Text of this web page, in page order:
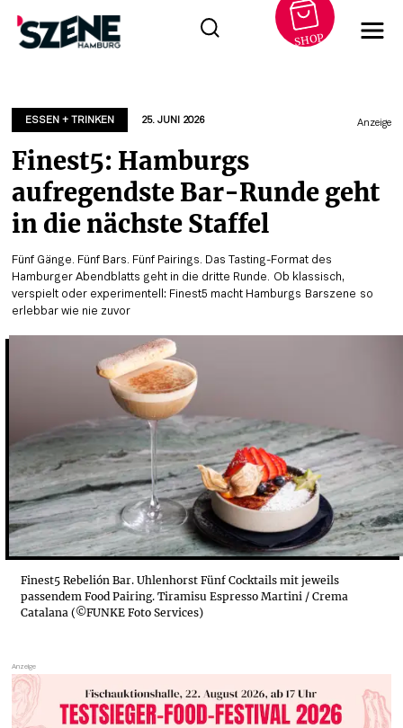
springen
SHOP
ESSEN + TRINKEN 25. JUNI 2026 Anzeige
Finest5: Hamburgs
aufregendste Bar-Runde geht
in die nächste Staffel
Fünf Gänge. Fünf Bars. Fünf Pairings. Das Tasting-Format des
Hamburger Abendblatts geht in die dritte Runde. Ob klassisch,
verspielt oder experimentell: Finest5 macht Hamburgs Barszene so
erlebbar wie nie zuvor
Finest5 Rebelión Bar. Uhlenhorst Fünf Cocktails mit jeweils
passendem Food Pairing. Tiramisu Espresso Martini / Crema
Catalana (©FUNKE Foto Services)